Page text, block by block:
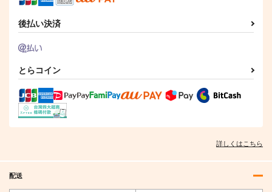
後払い決済
とらコイン
詳しくはこちら
配送